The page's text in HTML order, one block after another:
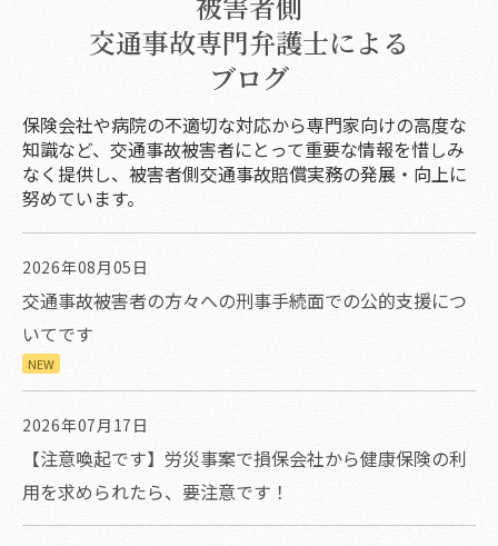
交通事故専門弁護士による
ブログ
保険会社や病院の不適切な対応から専門家向けの高度な
知識など、交通事故被害者にとって重要な情報を惜しみ
なく提供し、被害者側交通事故賠償実務の発展・向上に
努めています。
2026年08月05日
交通事故被害者の方々への刑事手続面での公的支援につ
いてです
NEW
2026年07月17日
【注意喚起です】労災事案で損保会社から健康保険の利
用を求められたら、要注意です！